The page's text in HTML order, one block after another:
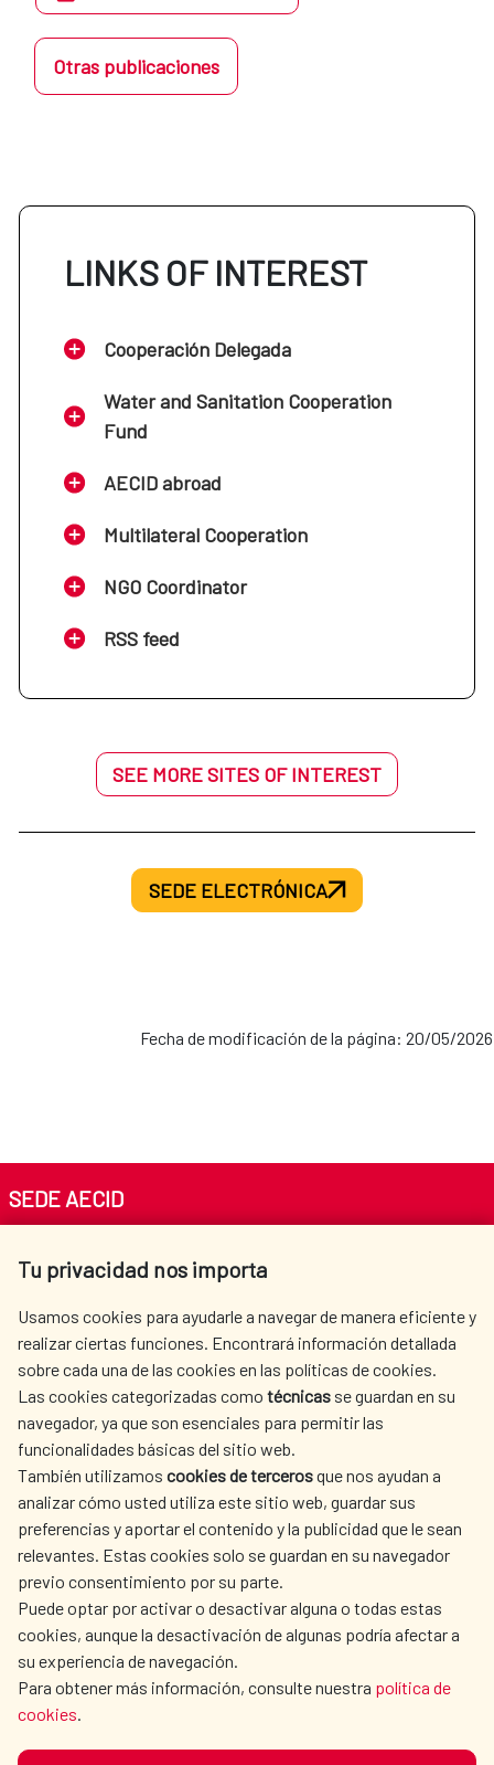
Otras publicaciones
LINKS OF INTEREST
Cooperación Delegada
Water and Sanitation Cooperation
Fund
AECID abroad
Multilateral Cooperation
NGO Coordinator
RSS feed
SEE MORE SITES OF INTEREST
SEDE ELECTRÓNICA
Fecha de modificación de la página: 20/05/2026
Tu privacidad nos importa
Usamos cookies para ayudarle a navegar de manera eficiente y
realizar ciertas funciones. Encontrará información detallada
sobre cada una de las cookies en las políticas de cookies.
Las cookies categorizadas como técnicas se guardan en su
navegador, ya que son esenciales para permitir las
funcionalidades básicas del sitio web.
También utilizamos cookies de tercerosque nos ayudan a
analizar cómo usted utiliza este sitio web, guardar sus
preferencias y aportar el contenido y la publicidad que le sean
relevantes. Estas cookies solo se guardan en su navegador
previo consentimiento por su parte.
Puede optar por activar o desactivar alguna o todas estas
cookies, aunque la desactivación de algunas podría afectar a
su experiencia de navegación.
Para obtener más información, consulte nuestra política de
cookies.
SEDE AECID
Tel. +34 900 20 30 54​​​​​​​
AECID
WHERE DO WE COOPERATE?
SPANISH HUMANITARIAN
ACTION
PRESS ROOM
CULTURE AND SCIENCE LIBRARY
OUR SOCIAL MEDIA